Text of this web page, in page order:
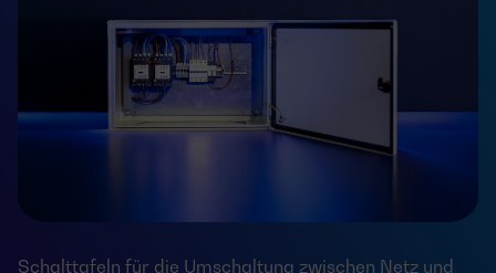
Schalttafeln für die Umschaltung zwischen Netz und